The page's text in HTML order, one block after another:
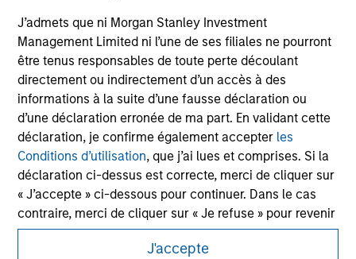
J’admets que ni Morgan Stanley Investment
Management Limited ni l’une de ses filiales ne pourront
être tenus responsables de toute perte découlant
directement ou indirectement d’un accès à des
informations à la suite d’une fausse déclaration ou
d’une déclaration erronée de ma part. En validant cette
déclaration, je confirme également accepter les
Conditions d’utilisation, que j’ai lues et comprises. Si la
déclaration ci-dessus est correcte, merci de cliquer sur
« J’accepte » ci-dessous pour continuer. Dans le cas
contraire, merci de cliquer sur « Je refuse » pour revenir
à la page d’accueil.
J'accepte
Please refer to the strategy detail page for important
information on the strategy, including additional risk
considerations.